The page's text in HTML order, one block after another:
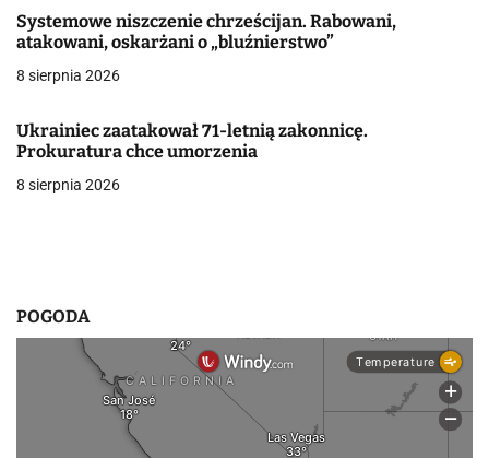
a
w
i
s
Systemowe niszczenie chrześcijan. Rabowani,
atakowani, oskarżani o „bluźnierstwo”
8 sierpnia 2026
Ukrainiec zaatakował 71-letnią zakonnicę.
Prokuratura chce umorzenia
8 sierpnia 2026
POGODA